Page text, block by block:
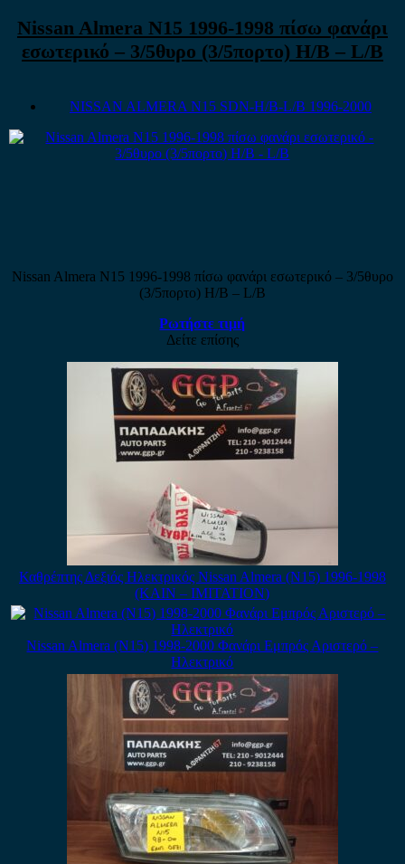
Nissan Almera N15 1996-1998 πίσω φανάρι
εσωτερικό – 3/5θυρο (3/5πορτο) H/B – L/B
NISSAN ALMERA N15 SDN-H/B-L/B 1996-2000
Nissan Almera N15 1996-1998 πίσω φανάρι εσωτερικό – 3/5θυρο
(3/5πορτο) H/B – L/B
Ρωτήστε τιμή
Δείτε επίσης
Καθρέπτης Δεξιός Ηλεκτρικός Nissan Almera (N15) 1996-1998
(ΚΑΙΝ – ΙΜΙΤΑΤΙΟΝ)
Nissan Almera (N15) 1998-2000 Φανάρι Εμπρός Αριστερό –
Ηλεκτρικό